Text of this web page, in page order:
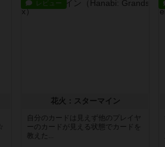
レビュー
花火：スターマイン
自分のカードは見えず他のプレイヤ
ーのカードが見える状態でカードを
教えた...